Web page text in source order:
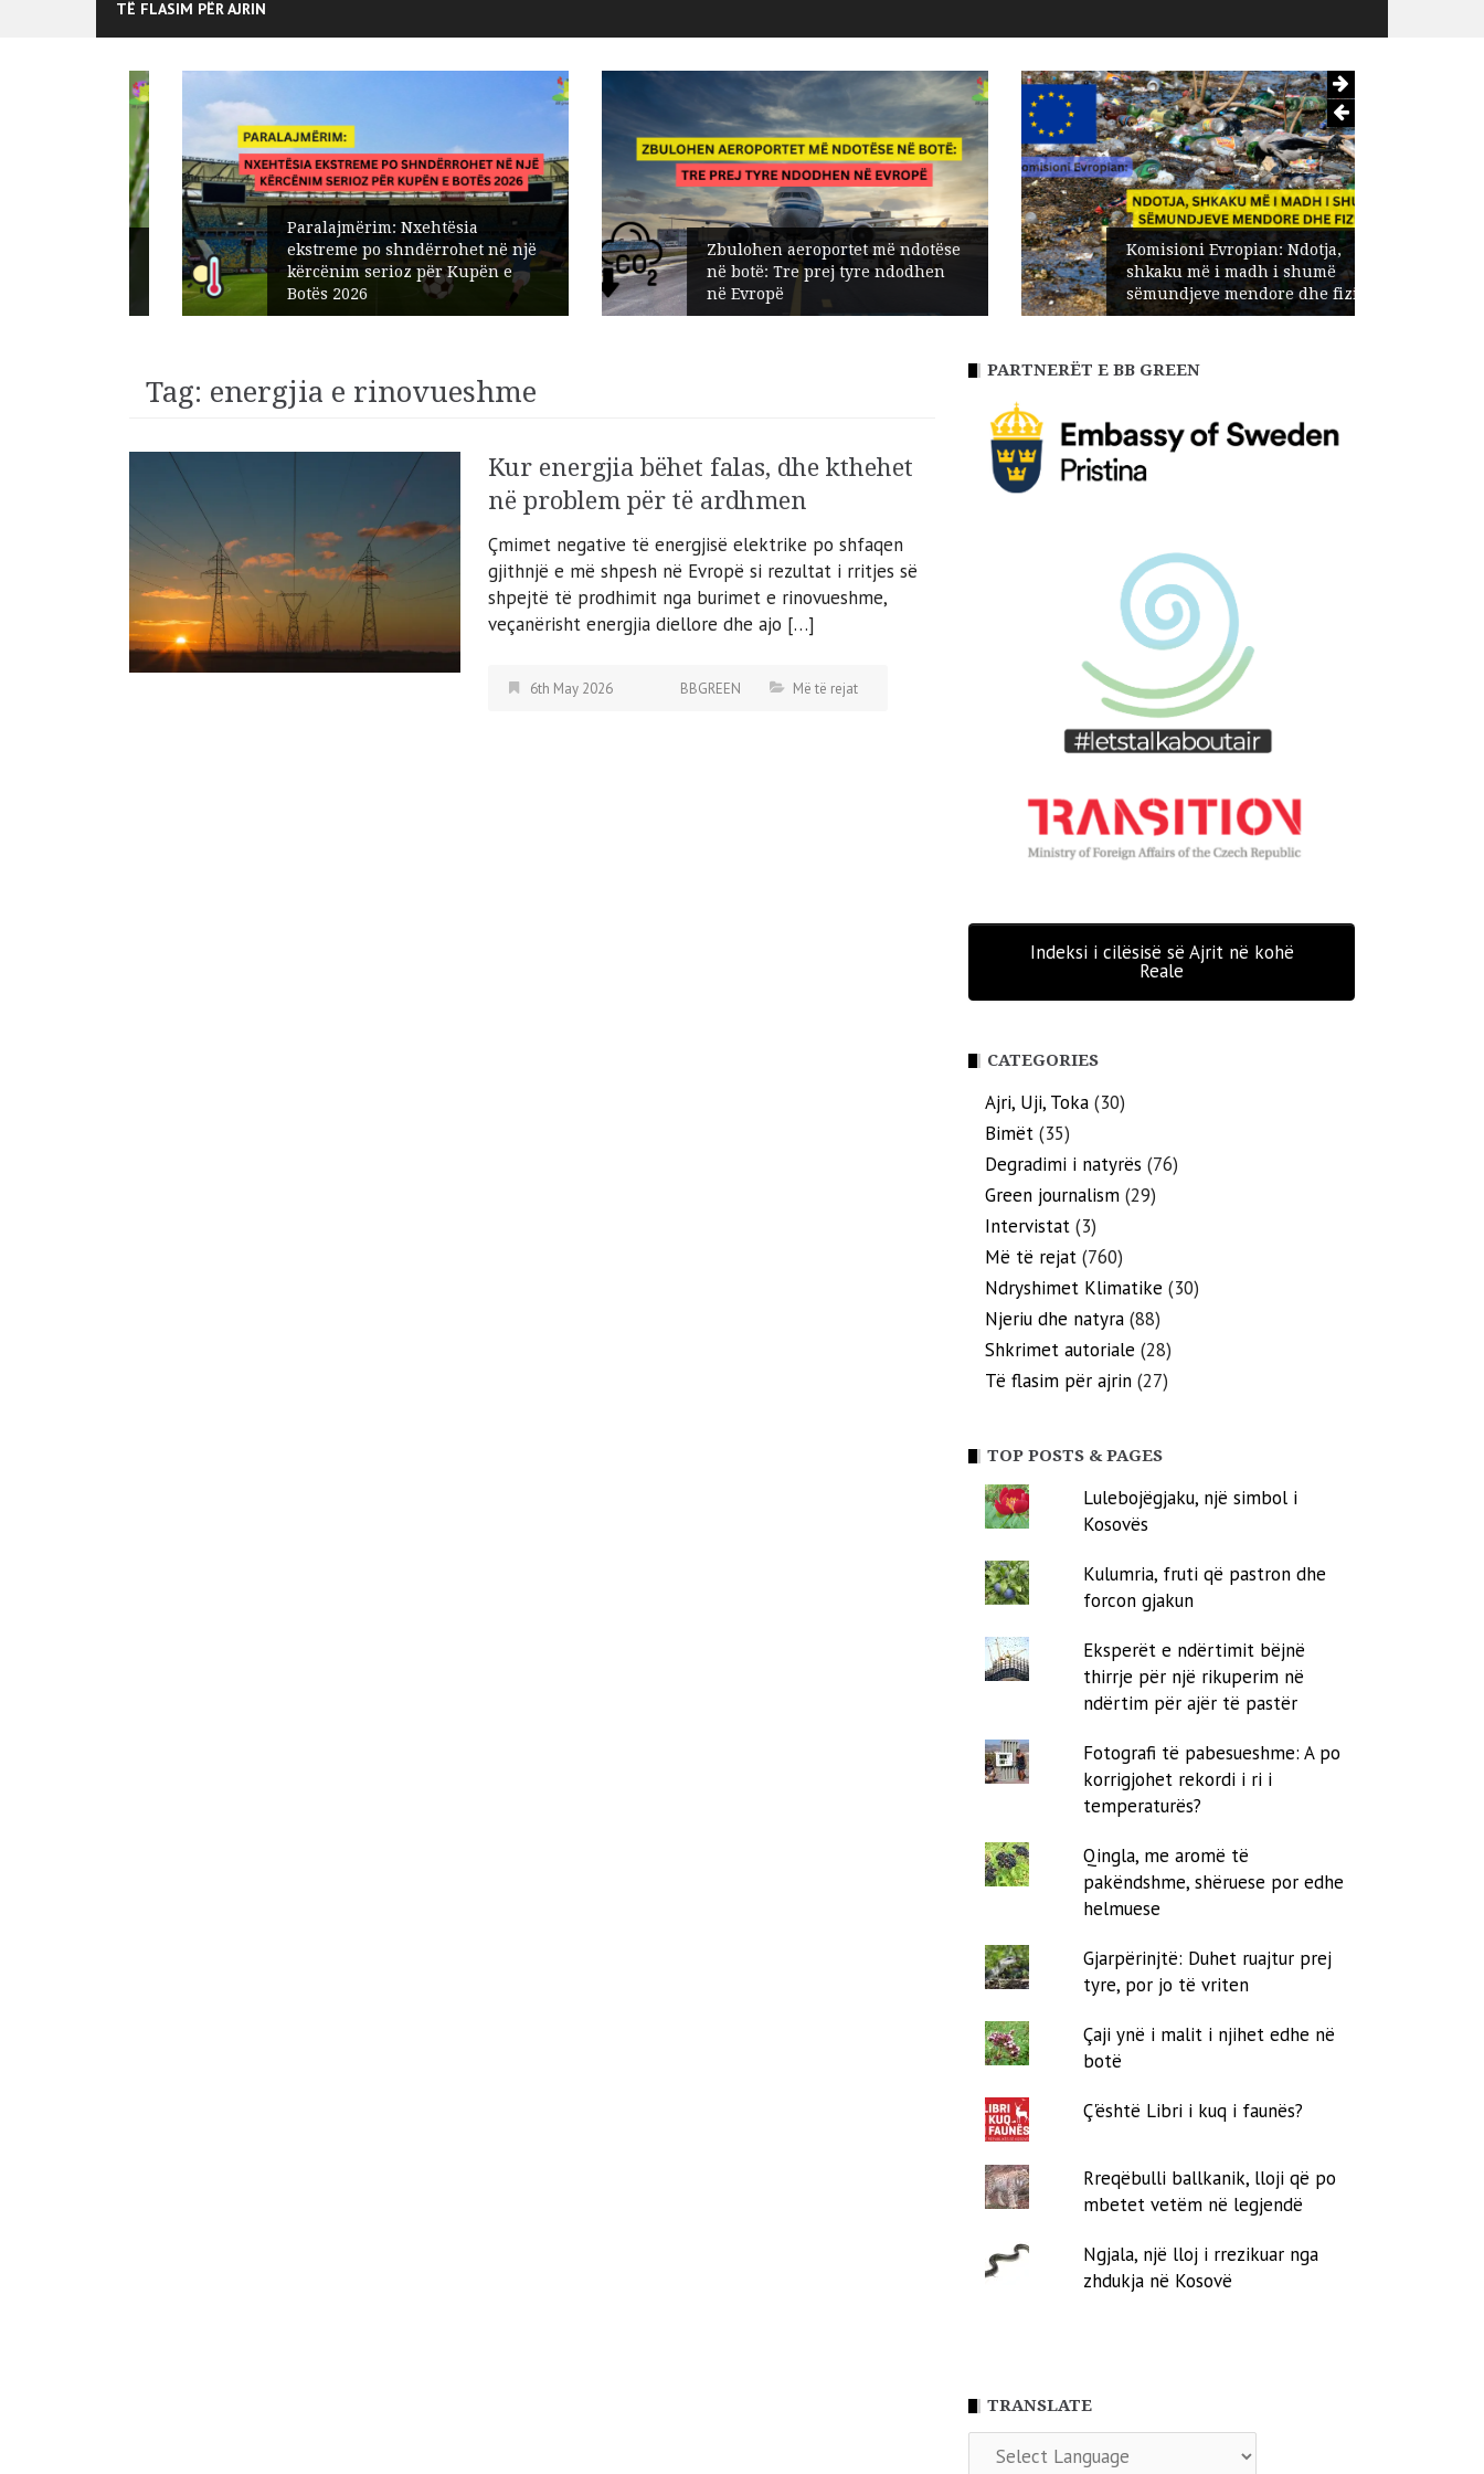
TË FLASIM PËR AJRIN
Paralajmërim: Nxehtësia
ekstreme po shndërrohet në një
kërcënim serioz për Kupën e
Botës 2026
Zbulohen aeroportet më ndotëse
në botë: Tre prej tyre ndodhen
në Evropë
Komisioni Evropian: Ndotja,
shkaku më i madh i shumë
sëmundjeve mendore dhe fizike
Tag: energjia e rinovueshme
Kur energjia bëhet falas, dhe kthehet
në problem për të ardhmen
Çmimet negative të energjisë elektrike po shfaqen
gjithnjë e më shpesh në Evropë si rezultat i rritjes së
shpejtë të prodhimit nga burimet e rinovueshme,
veçanërisht energjia diellore dhe ajo […]
6th May 2026 BBGREEN Më të rejat
PARTNERËT E BB GREEN
Indeksi i cilësisë së Ajrit në kohë
Reale
CATEGORIES
Ajri, Uji, Toka (30)
Bimët (35)
Degradimi i natyrës (76)
Green journalism (29)
Intervistat (3)
Më të rejat (760)
Ndryshimet Klimatike (30)
Njeriu dhe natyra (88)
Shkrimet autoriale (28)
Të flasim për ajrin (27)
TOP POSTS & PAGES
Lulebojëgjaku, një simbol i
Kosovës
Kulumria, fruti që pastron dhe
forcon gjakun
Eksperët e ndërtimit bëjnë
thirrje për një rikuperim në
ndërtim për ajër të pastër
Fotografi të pabesueshme: A po
korrigjohet rekordi i ri i
temperaturës?
Qingla, me aromë të
pakëndshme, shëruese por edhe
helmuese
Gjarpërinjtë: Duhet ruajtur prej
tyre, por jo të vriten
Çaji ynë i malit i njihet edhe në
botë
Ç'është Libri i kuq i faunës?
Rreqëbulli ballkanik, lloji që po
mbetet vetëm në legjendë
Ngjala, një lloj i rrezikuar nga
zhdukja në Kosovë
TRANSLATE